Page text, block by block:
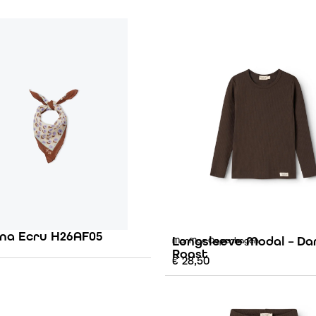
Ecru H26AF05 MarMar Copenhagen
Longsleeve Modal –
Roast
€28,50